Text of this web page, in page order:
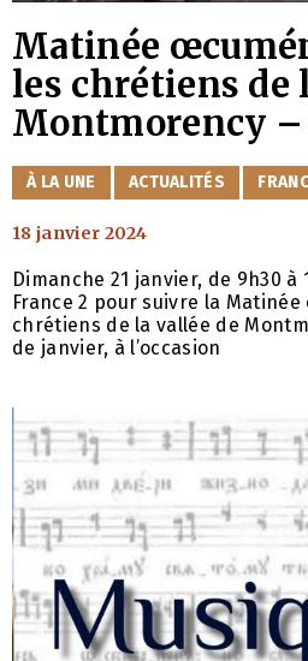
Matinée
les chrétiens de
Montmorency –
CATÉGORIES
À LA UNE ACTUALITÉS
18 janvier 2024
Dimanche 21 janvier, de 9h30 à
France 2 pour suivre la
chrétiens de la vallée de
de janvier, à l’occasion